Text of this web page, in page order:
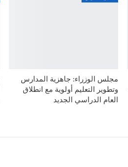
مجلس الوزراء: جاهزية المدارس
وتطوير التعليم أولوية مع انطلاق
العام الدراسي الجديد